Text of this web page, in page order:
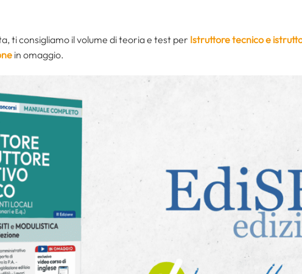
ti consigliamo il volume di teoria e test per Istruttore tecnico e
in omaggio.